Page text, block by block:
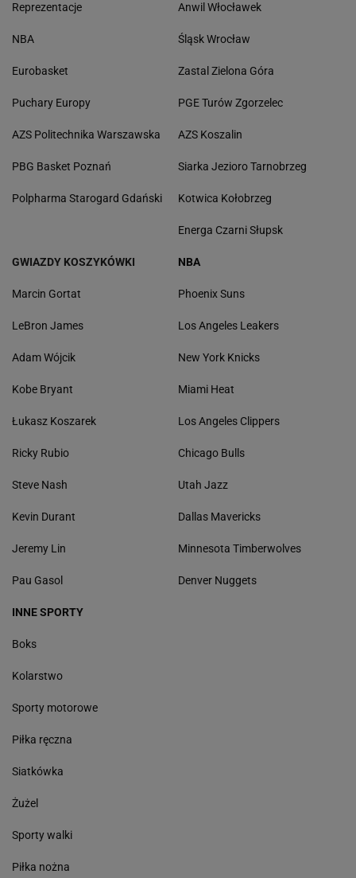
Reprezentacje
NBA
Eurobasket
Puchary Europy
AZS Politechnika Warszawska
PBG Basket Poznań
Polpharma Starogard Gdański
Anwil Włocławek
Śląsk Wrocław
Zastal Zielona Góra
PGE Turów Zgorzelec
AZS Koszalin
Siarka Jezioro Tarnobrzeg
Kotwica Kołobrzeg
Energa Czarni Słupsk
GWIAZDY KOSZYKÓWKI
Marcin Gortat
LeBron James
Adam Wójcik
Kobe Bryant
Łukasz Koszarek
Ricky Rubio
Steve Nash
Kevin Durant
Jeremy Lin
Pau Gasol
NBA
Phoenix Suns
Los Angeles Leakers
New York Knicks
Miami Heat
Los Angeles Clippers
Chicago Bulls
Utah Jazz
Dallas Mavericks
Minnesota Timberwolves
Denver Nuggets
INNE SPORTY
Boks
Kolarstwo
Sporty motorowe
Piłka ręczna
Siatkówka
Żużel
Sporty walki
Piłka nożna